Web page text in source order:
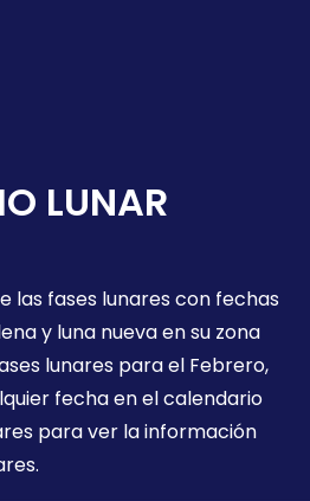
LUNAR
las fases lunares con fechas
y luna nueva en su zona
lunares para el Febrero,
fecha en el calendario
para ver la información